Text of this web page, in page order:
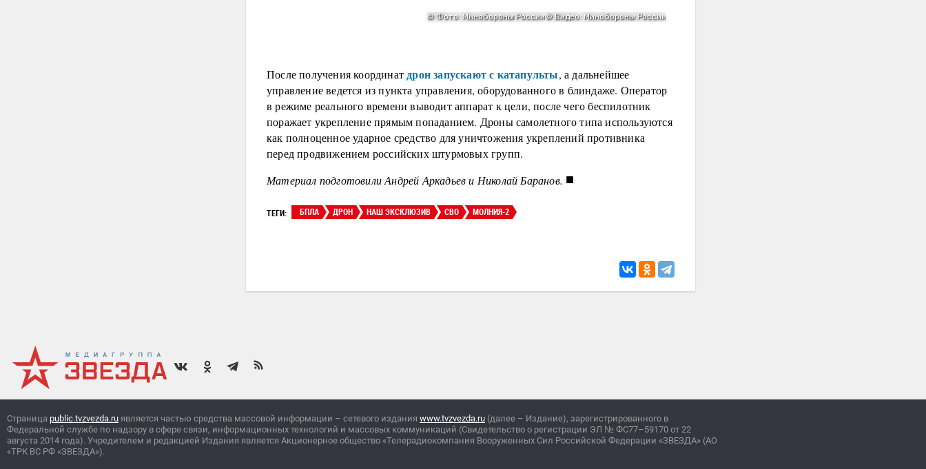
После получения координат дрон запускают с катапульты, а дальнейшее
управление ведется из пункта управления, оборудованного в блиндаже. Оператор
в режиме реального времени выводит аппарат к цели, после чего беспилотник
поражает укрепление прямым попаданием. Дроны самолетного типа используются
как полноценное ударное средство для уничтожения укреплений противника
перед продвижением российских штурмовых групп.
Материал подготовили Андрей Аркадьев и Николай Баранов. ■
ТЕГИ: БПЛА ДРОН НАШ ЭКСКЛЮЗИВ СВО МОЛНИЯ-2
Страница public.tvzvezda.ru является частью средства массовой информации – сетевого издания www.tvzvezda.ru (далее – Издание), зарегистрированного в
Федеральной службе по надзору в сфере связи, информационных технологий и массовых коммуникаций (Свидетельство о регистрации ЭЛ № ФС77–59170 от 22
августа 2014 года). Учредителем и редакцией Издания является Акционерное общество «Телерадиокомпания Вооруженных Сил Российской Федерации «ЗВЕЗДА» (АО
«ТРК ВС РФ «ЗВЕЗДА»).